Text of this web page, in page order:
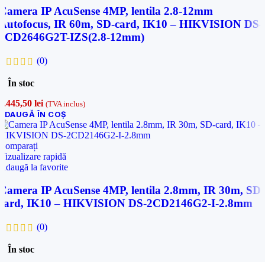
IP AcuSense 4MP, lentila 2.8-12mm
IR 60m, SD-card, IK10 – HIKVISION DS-
IZS(2.8-12mm)
(0)
În stoc
lei (TVA inclus)
ÎN COȘ
rapidă
la favorite
IP AcuSense 4MP, lentila 2.8mm, IR 30m, SD-
IK10 – HIKVISION DS-2CD2146G2-I-2.8mm
(0)
În stoc